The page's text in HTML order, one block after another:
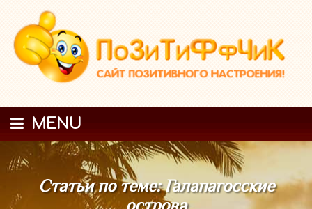
MENU
Статьи по теме: Галапагосские
острова